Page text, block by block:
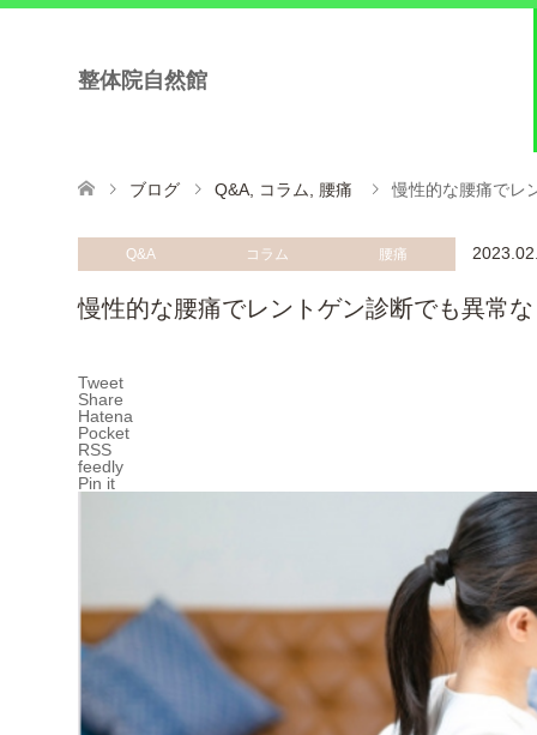
整体院自然館
ブログ Q&A コラム 腰痛 慢性的な腰痛でレ
Q&A コラム 腰痛
慢性的な腰痛でレントゲン診断でも異常
Tweet
Share
Hatena
Pocket
RSS
feedly
Pin it